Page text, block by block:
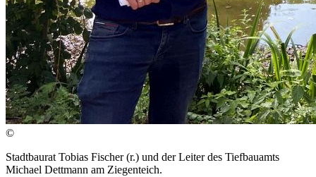
©
Stadtbaurat Tobias Fischer (r.) und der Leiter des Tiefbauamts
Michael Dettmann am Ziegenteich.